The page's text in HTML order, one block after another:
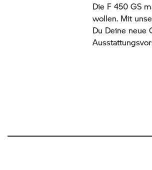
Die F 450 GS
wollen. Mit
Du Deine neue